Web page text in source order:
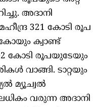
അദാനി
321 കോടി രൂപ
ക്വാണ്ട്
കോടി രൂപയുടേയും
വാങ്ങി. ടാറ്റയും
മ്യൂച്വല്‍
വരുന്ന അദാനി